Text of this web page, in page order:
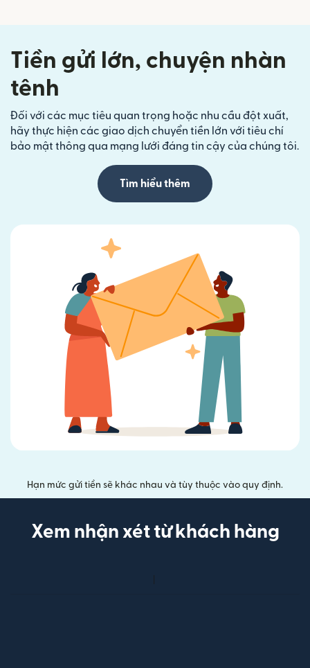
Tiền gửi lớn, chuyện nhàn
tênh
Đối với các mục tiêu quan trọng hoặc nhu cầu đột xuất,
hãy thực hiện các giao dịch chuyển tiền lớn với tiêu chí
bảo mật thông qua mạng lưới đáng tin cậy của chúng tôi.
Tìm hiểu thêm
Hạn mức gửi tiền sẽ khác nhau và tùy thuộc vào quy định.
Xem nhận xét từ khách hàng